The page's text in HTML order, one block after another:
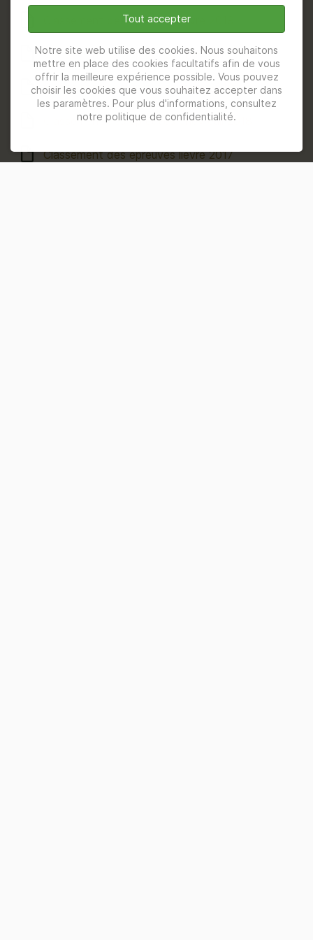
Classement des épreuves lièvre 2019
Classement des épreuves chevreuil 2019
Classement des épreuves lièvre 2018
Classement des épreuves chevreuil 2018
Classement des épreuves lièvre 2017
Tout accepter
Notre site web utilise des cookies. Nous souhaitons
mettre en place des cookies facultatifs afin de vous
offrir la meilleure expérience possible. Vous pouvez
choisir les cookies que vous souhaitez accepter dans
les paramètres. Pour plus d'informations, consultez
notre politique de confidentialité.